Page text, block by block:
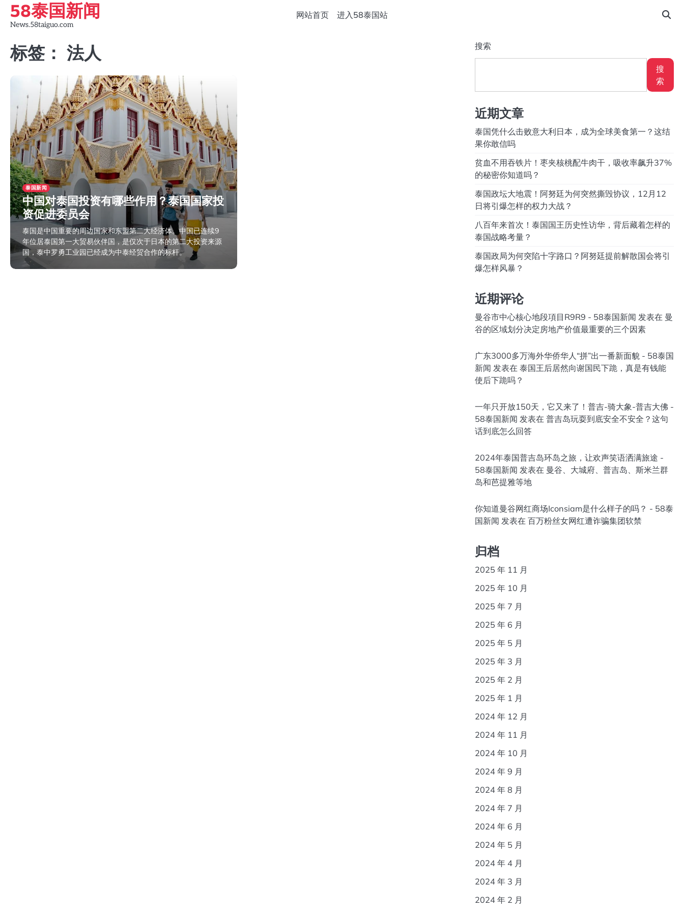
Skip
content
58泰国新闻
News.58taiguo.com
网站首页 进入58泰国站
标签： 法人
泰国新闻
中国对泰国投资有哪些作用？泰国国家投
资促进委员会
泰国是中国重要的周边国家和东盟第二大经济体。中国已连续9
年位居泰国第一大贸易伙伴国，是仅次于日本的第二大投资来源
国，泰中罗勇工业园已经成为中泰经贸合作的标杆。
2024年5月15日
搜索
搜
索
近期文章
泰国凭什么击败意大利日本，成为全球美食第一？这结
果你敢信吗
贫血不用吞铁片！枣夹核桃配牛肉干，吸收率飙升37%
的秘密你知道吗？
泰国政坛大地震！阿努廷为何突然撕毁协议，12月12
日将引爆怎样的权力大战？
八百年来首次！泰国国王历史性访华，背后藏着怎样的
泰国战略考量？
泰国政局为何突陷十字路口？阿努廷提前解散国会将引
爆怎样风暴？
近期评论
曼谷市中心核心地段項目R9R9 - 58泰国新闻 发表在 曼
谷的区域划分决定房地产价值最重要的三个因素
广东3000多万海外华侨华人“拼”出一番新面貌 - 58泰国
新闻 发表在 泰国王后居然向谢国民下跪，真是有钱能
使后下跪吗？
一年只开放150天，它又来了！普吉-骑大象-普吉大佛 -
58泰国新闻 发表在 普吉岛玩耍到底安全不安全？这句
话到底怎么回答
2024年泰国普吉岛环岛之旅，让欢声笑语洒满旅途 -
58泰国新闻 发表在 曼谷、大城府、普吉岛、斯米兰群
岛和芭提雅等地
你知道曼谷网红商场Iconsiam是什么样子的吗？ - 58泰
国新闻 发表在 百万粉丝女网红遭诈骗集团软禁
归档
2025 年 11 月
2025 年 10 月
2025 年 7 月
2025 年 6 月
2025 年 5 月
2025 年 3 月
2025 年 2 月
2025 年 1 月
2024 年 12 月
2024 年 11 月
2024 年 10 月
2024 年 9 月
2024 年 8 月
2024 年 7 月
2024 年 6 月
2024 年 5 月
2024 年 4 月
2024 年 3 月
2024 年 2 月